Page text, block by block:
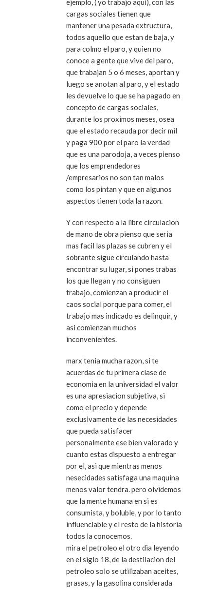
ejemplo, ( yo trabajo aqui), con las
cargas sociales tienen que
mantener una pesada extructura,
todos aquello que estan de baja, y
para colmo el paro, y quien no
conoce a gente que vive del paro,
que trabajan 5 o 6 meses, aportan y
luego se anotan al paro, y el estado
les devuelve lo que se ha pagado en
concepto de cargas sociales,
durante los proximos meses, osea
que el estado recauda por decir mil
y paga 900 por el paro la verdad
que es una parodoja, a veces pienso
que los emprendedores
/empresarios no son tan malos
como los pintan y que en algunos
aspectos tienen toda la razon.
Y con respecto a la libre circulacion
de mano de obra pienso que seria
mas facil las plazas se cubren y el
sobrante sigue circulando hasta
encontrar su lugar, si pones trabas
los que llegan y no consiguen
trabajo, comienzan a producir el
caos social porque para comer, el
trabajo mas indicado es delinquir, y
asi comienzan muchos
inconvenientes.
marx tenia mucha razon, si te
acuerdas de tu primera clase de
economia en la universidad el valor
es una apresiacion subjetiva, si
como el precio y depende
exclusivamente de las necesidades
que pueda satisfacer
personalmente ese bien valorado y
cuanto estas dispuesto a entregar
por el, asi que mientras menos
nesecidades satisfaga una maquina
menos valor tendra. pero olvidemos
que la mente humana en si es
consumista, y boluble, y por lo tanto
influenciable y el resto de la historia
todos la conocemos.
mira el petroleo el otro dia leyendo
en el siglo 18, de la destilacion del
petroleo solo se utilizaban aceites,
grasas, y la gasolina considerada